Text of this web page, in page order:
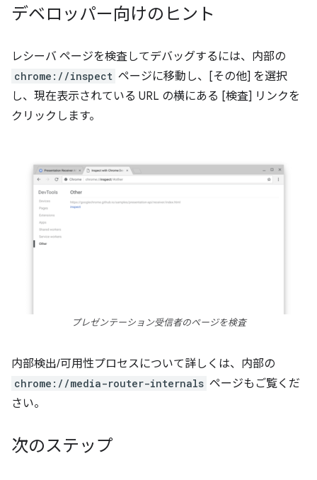
デベロッパー向けのヒント
レシーバ ページを検査してデバッグするには、内部の
chrome://inspect ページに移動し、[その他] を選択
し、現在表示されている URL の横にある [検査] リンクを
クリックします。
プレゼンテーション受信者のページを検査
内部検出/可用性プロセスについて詳しくは、内部の
chrome://media-router-internals ページもご覧くだ
さい。
次のステップ